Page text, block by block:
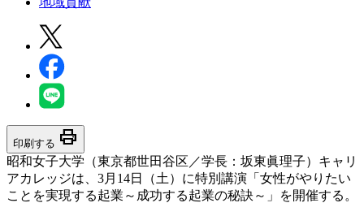
印刷する print
昭和女子大学（東京都世田谷区／学長：坂東眞理子）キャリ
アカレッジは、3月14日（土）に特別講演「女性がやりたい
ことを実現する起業～成功する起業の秘訣～」を開催する。